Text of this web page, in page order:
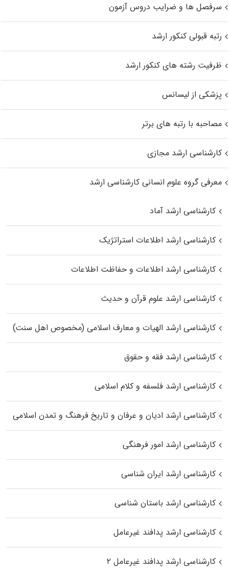
سرفصل ها و ضرایب دروس آزمون
رتبه قبولی کنکور ارشد
ظرفیت رشته های کنکور ارشد
پزشکی از لیسانس
مصاحبه با رتبه های برتر
کارشناسی ارشد مجازی
معرفی گروه علوم انسانی کارشناسی ارشد
کارشناسی ارشد آماد
کارشناسی ارشد اطلاعات استراتژیک
کارشناسی ارشد اطلاعات و حفاظت اطلاعات
کارشناسی ارشد علوم قرآن و حدیث
کارشناسی ارشد الهیات و معارف اسلامی (مخصوص اهل سنت)
کارشناسی ارشد فقه و حقوق
کارشناسی ارشد فلسفه و کلام اسلامی
کارشناسی ارشد ادیان و عرفان و تاریخ فرهنگ و تمدن اسلامی
کارشناسی ارشد امور فرهنگی
کارشناسی ارشد ایران شناسی
کارشناسی ارشد باستان شناسی
کارشناسی ارشد پدافند غیرعامل
کارشناسی ارشد پدافند غیرعامل ۲